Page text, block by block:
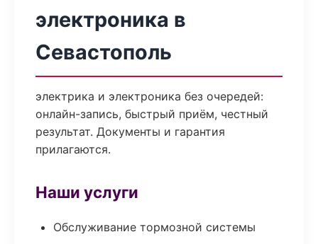
электроника в
Севастополь
электрика и электроника без очередей:
онлайн-запись, быстрый приём, честный
результат. Документы и гарантия
прилагаются.
Наши услуги
Обслуживание тормозной системы